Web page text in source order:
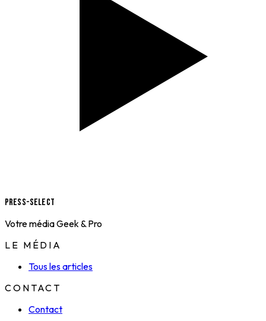
Press-Select
Votre média Geek & Pro
LE MÉDIA
Tous les articles
CONTACT
Contact